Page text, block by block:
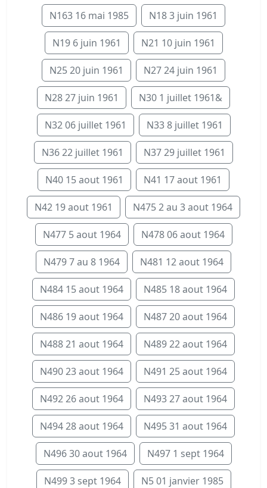
N163 16 mai 1985 N18 3 juin 1961
N19 6 juin 1961 N21 10 juin 1961
N25 20 juin 1961 N27 24 juin 1961
N28 27 juin 1961 N30 1 juillet 1961&
N32 06 juillet 1961 N33 8 juillet 1961
N36 22 juillet 1961 N37 29 juillet 1961
N40 15 aout 1961 N41 17 aout 1961
N42 19 aout 1961 N475 2 au 3 aout 1964
N477 5 aout 1964 N478 06 aout 1964
N479 7 au 8 1964 N481 12 aout 1964
N484 15 aout 1964 N485 18 aout 1964
N486 19 aout 1964 N487 20 aout 1964
N488 21 aout 1964 N489 22 aout 1964
N490 23 aout 1964 N491 25 aout 1964
N492 26 aout 1964 N493 27 aout 1964
N494 28 aout 1964 N495 31 aout 1964
N496 30 aout 1964 N497 1 sept 1964
N499 3 sept 1964 N5 01 janvier 1985